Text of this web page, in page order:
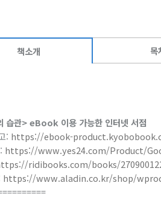
책소개 목
습관> eBook 이용 가능한 인터넷 서점
: https://ebook-
https://www.yes24.com/Product/
ridibooks.com/books/
https://www.aladin.co.kr/shop/